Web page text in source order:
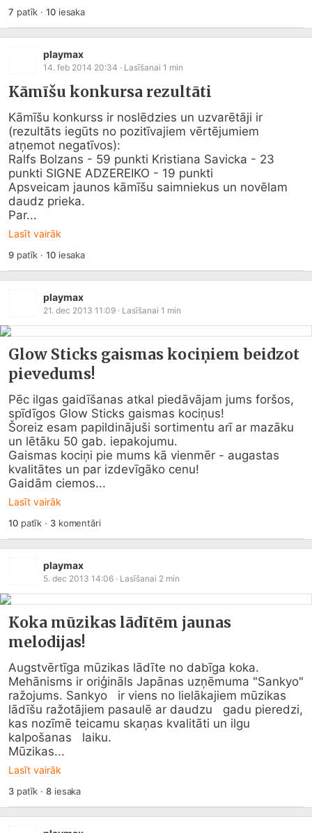
7 patīk ·10iesaka
playmax
14. feb 2014 20:34 · Lasīšanai 1 min
Kāmīšu konkursa rezultāti
Kāmīšu konkurss ir noslēdzies un uzvarētāji ir
(rezultāts iegūts no pozitīvajiem vērtējumiem
atņemot negatīvos):
Ralfs Bolzans - 59 punkti Kristiana Savicka - 23
punkti SIGNE ADZEREIKO - 19 punkti
Apsveicam jaunos kāmīšu saimniekus un novēlam
daudz prieka.
Par...
Lasīt vairāk
9patīk ·10iesaka
playmax
21. dec 2013 11:09 · Lasīšanai 1 min
Glow Sticks gaismas kociņiem beidzot
pievedums!
Pēc ilgas gaidīšanas atkal piedāvājam jums foršos,
spīdīgos Glow Sticks gaismas kociņus!
Šoreiz esam papildinājuši sortimentu arī ar mazāku
un lētāku 50 gab. iepakojumu.
Gaismas kociņi pie mums kā vienmēr - augastas
kvalitātes un par izdevīgāko cenu!
Gaidām ciemos...
Lasīt vairāk
10patīk · 3komentāri
playmax
5. dec 2013 14:06 · Lasīšanai 2 min
Koka mūzikas lādītēm jaunas
melodijas!
Augstvērtīga mūzikas lādīte no dabīga koka.
Mehānisms ir oriģināls Japānas uzņēmuma "Sankyo"
ražojums. Sankyo   ir viens no lielākajiem mūzikas
lādīšu ražotājiem pasaulē ar daudzu   gadu pieredzi,
kas nozīmē teicamu skaņas kvalitāti un ilgu
kalpošanas   laiku.
Mūzikas...
Lasīt vairāk
3patīk ·8iesaka